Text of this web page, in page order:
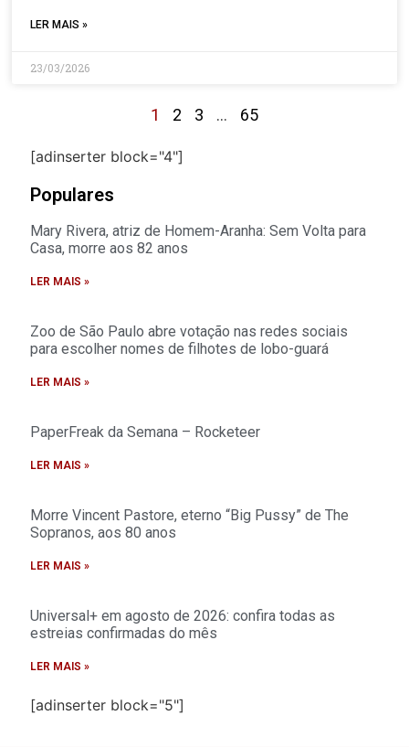
LER MAIS »
23/03/2026
1 2 3 … 65
[adinserter block="4"]
Populares
Mary Rivera, atriz de Homem-Aranha: Sem Volta para
Casa, morre aos 82 anos
LER MAIS »
Zoo de São Paulo abre votação nas redes sociais
para escolher nomes de filhotes de lobo-guará
LER MAIS »
PaperFreak da Semana – Rocketeer
LER MAIS »
Morre Vincent Pastore, eterno “Big Pussy” de The
Sopranos, aos 80 anos
LER MAIS »
Universal+ em agosto de 2026: confira todas as
estreias confirmadas do mês
LER MAIS »
[adinserter block="5"]